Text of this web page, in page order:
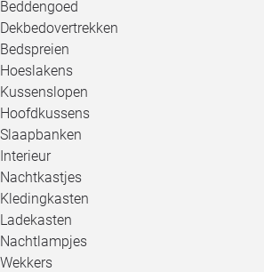
Beddengoed
Dekbedovertrekken
Bedspreien
Hoeslakens
Kussenslopen
Hoofdkussens
Slaapbanken
Interieur
Nachtkastjes
Kledingkasten
Ladekasten
Nachtlampjes
Wekkers